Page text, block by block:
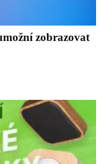
zobrazovat